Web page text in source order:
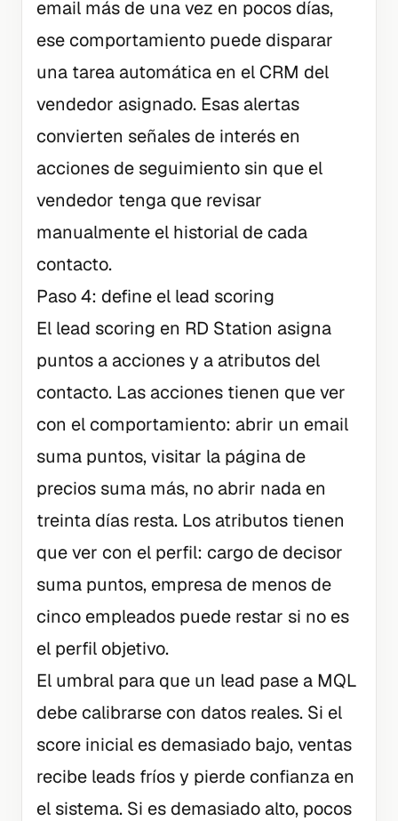
email más de una vez en pocos días,
ese comportamiento puede disparar
una tarea automática en el CRM del
vendedor asignado. Esas alertas
convierten señales de interés en
acciones de seguimiento sin que el
vendedor tenga que revisar
manualmente el historial de cada
contacto.
Paso 4: define el lead scoring
El lead scoring en RD Station asigna
puntos a acciones y a atributos del
contacto. Las acciones tienen que ver
con el comportamiento: abrir un email
suma puntos, visitar la página de
precios suma más, no abrir nada en
treinta días resta. Los atributos tienen
que ver con el perfil: cargo de decisor
suma puntos, empresa de menos de
cinco empleados puede restar si no es
el perfil objetivo.
El umbral para que un lead pase a MQL
debe calibrarse con datos reales. Si el
score inicial es demasiado bajo, ventas
recibe leads fríos y pierde confianza en
el sistema. Si es demasiado alto, pocos